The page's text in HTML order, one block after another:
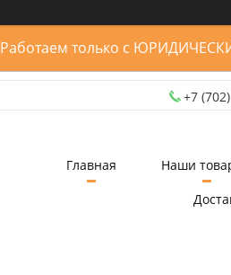
Работаем только с
+7
Главная Наши